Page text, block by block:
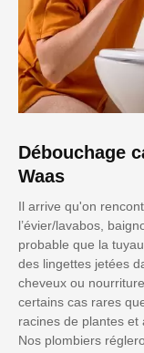
Débouchage
Waas
Il arrive qu'on
l’évier/lavabos,
probable que la
des lingettes jetées
cheveux ou
certains cas rares
racines de plantes et
Nos plombiers